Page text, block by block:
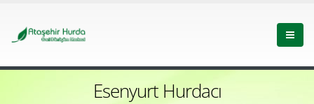
Esenyurt Hurdacı